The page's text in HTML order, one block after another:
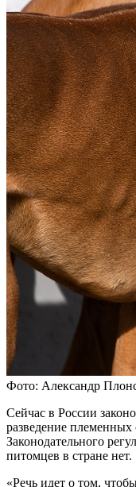
Фото: Александр
Сейчас в России
разведение
Законодательного
питомцев в стране нет.
«Речь идет о том,